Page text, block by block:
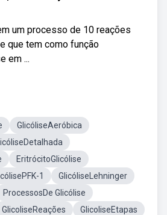
um processo de 10 reações
que tem como função
em ...
GlicóliseAeróbica
EritrócitoGlicólise
1
GlicóliseLehninger
ProcessosDe Glicólise
GlicoliseReações
GlicoliseEtapas